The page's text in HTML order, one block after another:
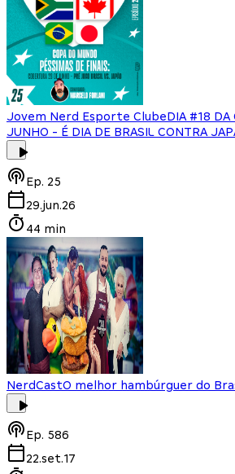
Jovem Nerd Esporte ClubeDIA #18 DA
JUNHO - É DIA DE BRASIL CONTRA
Ep. 25
29.jun.26
44 min
NerdCastO melhor hambúrguer do
Ep. 586
22.set.17